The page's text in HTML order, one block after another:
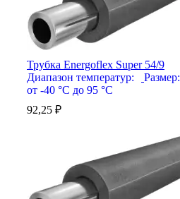
Трубка Energoflex Super 54/9
Диапазон температур:
от -40 °С до 95 °С
Размер:
92,25 ₽